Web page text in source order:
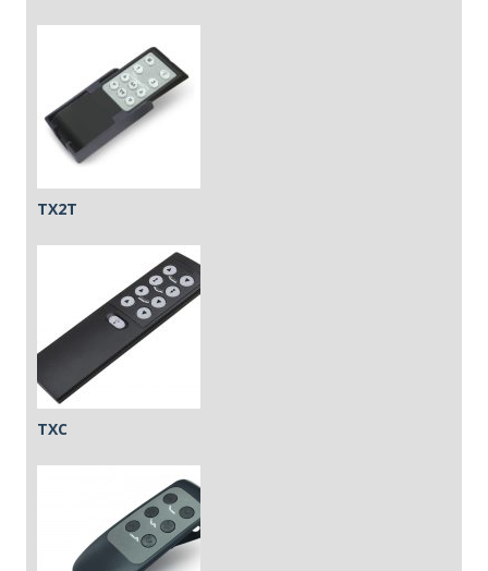
TX2T
TXC